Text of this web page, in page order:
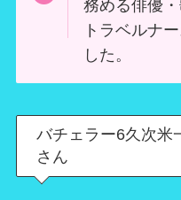
務める俳優
トラベルナ
した。
バチェラー6久次米
さん